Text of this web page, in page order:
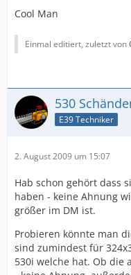
Cool Man
Einmal editiert, zuletzt von
530
E39 Techniker
2. August 2009 um 15:07
Hab schon gehört dass
haben - keine Ahnung
größer im DM ist.
Probieren könnte man
sind zumindest für
530i welche hat. Ob die